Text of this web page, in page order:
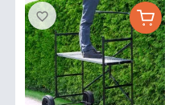
favorite_border